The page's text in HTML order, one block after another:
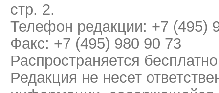
стр. 2.
Телефон редакции: +7 (495)
Факс: +7 (495) 980 90 73
Распространяется бесплатно
Редакция не несет